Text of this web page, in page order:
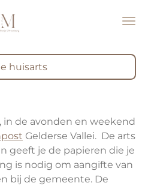
huisarts
in de avonden en weekend
Gelderse Vallei. De arts
geeft je de papieren die je
is nodig om aangifte van
bij de gemeente. De